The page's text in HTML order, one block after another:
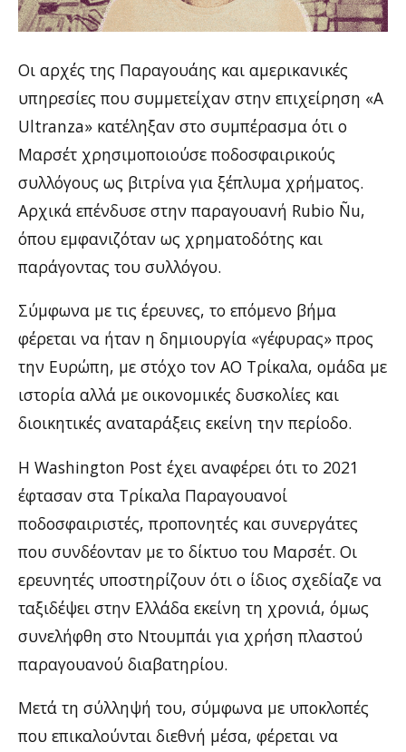
Οι αρχές της Παραγουάης και αμερικανικές
υπηρεσίες που συμμετείχαν στην επιχείρηση «A
Ultranza» κατέληξαν στο συμπέρασμα ότι ο
Μαρσέτ χρησιμοποιούσε ποδοσφαιρικούς
συλλόγους ως βιτρίνα για ξέπλυμα χρήματος.
Αρχικά επένδυσε στην παραγουανή Rubio Ñu,
όπου εμφανιζόταν ως χρηματοδότης και
παράγοντας του συλλόγου.
Σύμφωνα με τις έρευνες, το επόμενο βήμα
φέρεται να ήταν η δημιουργία «γέφυρας» προς
την Ευρώπη, με στόχο τον ΑΟ Τρίκαλα, ομάδα με
ιστορία αλλά με οικονομικές δυσκολίες και
διοικητικές αναταράξεις εκείνη την περίοδο.
Η Washington Post έχει αναφέρει ότι το 2021
έφτασαν στα Τρίκαλα Παραγουανοί
ποδοσφαιριστές, προπονητές και συνεργάτες
που συνδέονταν με το δίκτυο του Μαρσέτ. Οι
ερευνητές υποστηρίζουν ότι ο ίδιος σχεδίαζε να
ταξιδέψει στην Ελλάδα εκείνη τη χρονιά, όμως
συνελήφθη στο Ντουμπάι για χρήση πλαστού
παραγουανού διαβατηρίου.
Μετά τη σύλληψή του, σύμφωνα με υποκλοπές
που επικαλούνται διεθνή μέσα, φέρεται να